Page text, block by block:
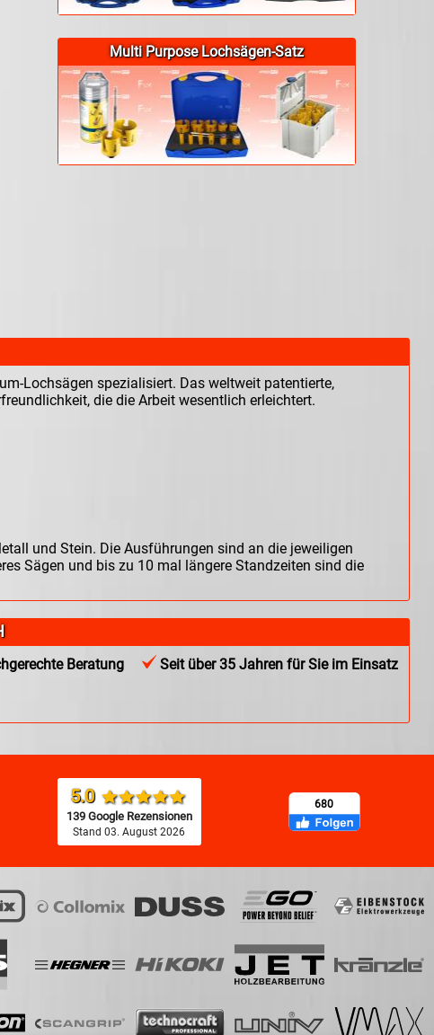
Multi Purpose Lochsägen-Satz
Lochsägen spezialisiert. Das weltweit patentierte,
die die Arbeit wesentlich erleichtert.
und Stein. Die Ausführungen sind an die jeweiligen
Sägen und bis zu 10 mal längere Standzeiten sind die
Beratung Seit über 35 Jahren für Sie im Einsatz
5.0
139 Google Rezensionen
Stand 03. August 2026
680